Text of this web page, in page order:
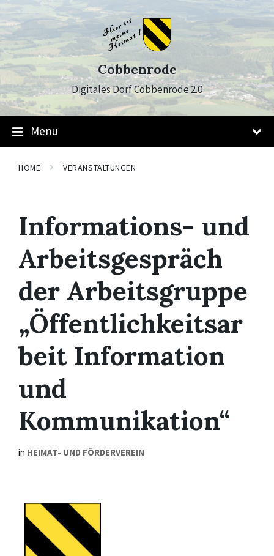
Skip
to
content
Skip
to
main
navigation
Skip
to
footer
Cobbenrode
Digitales Dorf Cobbenrode 2.0
Menu
HOME VERANSTALTUNGEN
Informations- und
Arbeitsgespräch
der Arbeitsgruppe
„Öffentlichkeitsar
beit Information
und
Kommunikation“
in HEIMAT- UND FÖRDERVEREIN